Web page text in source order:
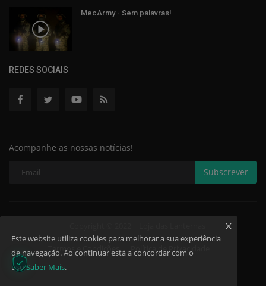
MecArmy - Sem palavras!
REDES SOCIAIS
Acompanhe as nossas notícias!
Subscrever
Termos e Condições Política de Privacidade
Este website utiliza cookies para melhorar a sua experiência
de navegação. Ao continuar está a concordar com o
usoSaber Mais.